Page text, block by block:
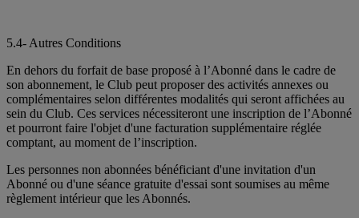
5.4- Autres Conditions
En dehors du forfait de base proposé à l’Abonné dans le cadre de
son abonnement, le Club peut proposer des activités annexes ou
complémentaires selon différentes modalités qui seront affichées au
sein du Club. Ces services nécessiteront une inscription de l’Abonné
et pourront faire l'objet d'une facturation supplémentaire réglée
comptant, au moment de l’inscription.
Les personnes non abonnées bénéficiant d'une invitation d'un
Abonné ou d'une séance gratuite d'essai sont soumises au même
règlement intérieur que les Abonnés.